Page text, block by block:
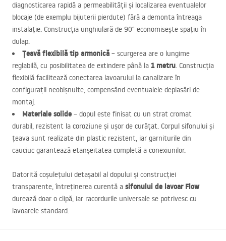
diagnosticarea rapidă a permeabilității și localizarea eventualelor
blocaje (de exemplu bijuterii pierdute) fără a demonta întreaga
instalație. Construcția unghiulară de 90° economisește spațiu în
dulap.
Țeavă flexibilă tip armonică – scurgerea are o lungime
reglabilă, cu posibilitatea de extindere până la 1 metru. Construcția
flexibilă facilitează conectarea lavoarului la canalizare în
configurații neobișnuite, compensând eventualele deplasări de
montaj.
Materiale solide – dopul este finisat cu un strat cromat
durabil, rezistent la coroziune și ușor de curățat. Corpul sifonului și
țeava sunt realizate din plastic rezistent, iar garniturile din
cauciuc garantează etanșeitatea completă a conexiunilor.
Datorită coșulețului detașabil al dopului și construcției
transparente, întreținerea curentă a sifonului de lavoar Flow
durează doar o clipă, iar racordurile universale se potrivesc cu
lavoarele standard.